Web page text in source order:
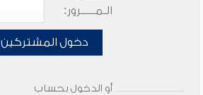
الـمـــــرور:
دخول المشتركين
أو الدخول بحساب